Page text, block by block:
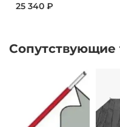
25 340 ₽
Сопутствующие